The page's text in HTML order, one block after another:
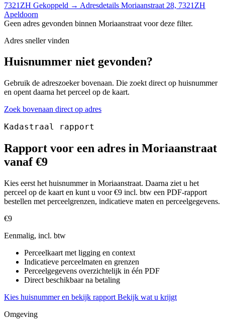
7321ZH Gekoppeld → Adresdetails Moriaanstraat 28, 7321ZH
Apeldoorn
Geen adres gevonden binnen Moriaanstraat voor deze filter.
Adres sneller vinden
Huisnummer niet gevonden?
Gebruik de adreszoeker bovenaan. Die zoekt direct op huisnummer
en opent daarna het perceel op de kaart.
Zoek bovenaan direct op adres
Kadastraal rapport
Rapport voor een adres in Moriaanstraat
vanaf €9
Kies eerst het huisnummer in Moriaanstraat. Daarna ziet u het
perceel op de kaart en kunt u voor €9 incl. btw een PDF-rapport
bestellen met perceelgrenzen, indicatieve maten en perceelgegevens.
€9
Eenmalig, incl. btw
Perceelkaart met ligging en context
Indicatieve perceelmaten en grenzen
Perceelgegevens overzichtelijk in één PDF
Direct beschikbaar na betaling
Kies huisnummer en bekijk rapport Bekijk wat u krijgt
Omgeving